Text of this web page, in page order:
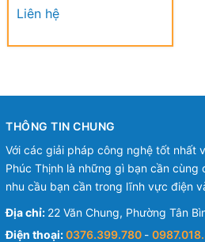
NetKey® 2 - OS2 - LC
Duplex - 5m
Liên hệ
THÔNG TIN CHUNG
Với các giải pháp công nghệ tốt nhất
Phúc Thịnh là những gì bạn cần cùng
nhu cầu bạn cần trong lĩnh vực điện
Địa chỉ: 22 Văn Chung, Phường Tân
Điện thoại:0376.399.780 -